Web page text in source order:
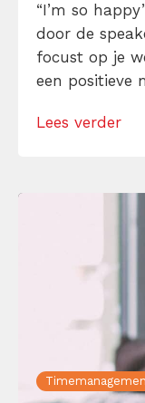
“I’m so
door de
focust op je
een positieve
alsmaar
Lees verder